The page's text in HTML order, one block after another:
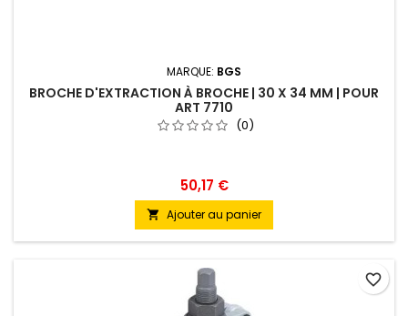
MARQUE: BGS
BROCHE D'EXTRACTION À BROCHE | 30 X 34 MM | POUR
ART 7710
(0)
50,17 €
 Ajouter au panier
favorite_border